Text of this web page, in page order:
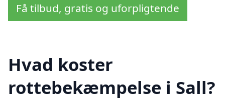
Få tilbud, gratis og uforpligtende
Hvad koster
rottebekæmpelse i Sall?